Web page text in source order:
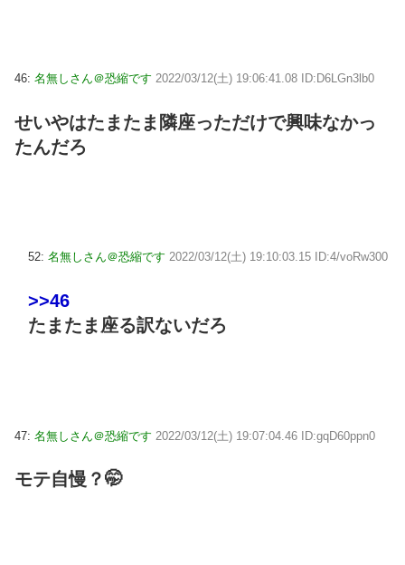
46: 名無しさん＠恐縮です 2022/03/12(土) 19:06:41.08 ID:D6LGn3lb0
せいやはたまたま隣座っただけで興味なかっ
たんだろ
52: 名無しさん＠恐縮です 2022/03/12(土) 19:10:03.15 ID:4/voRw300
>>46
たまたま座る訳ないだろ
47: 名無しさん＠恐縮です 2022/03/12(土) 19:07:04.46 ID:gqD60ppn0
モテ自慢？🤭